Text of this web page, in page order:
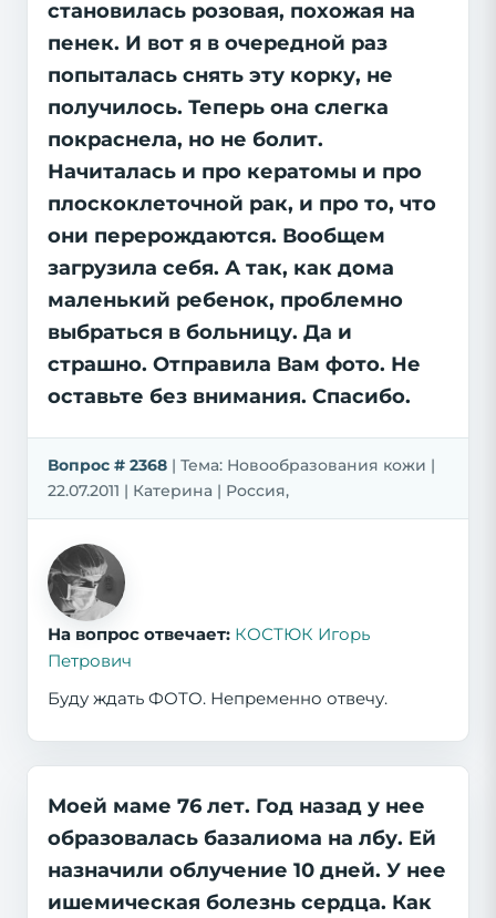
становилась розовая, похожая на
пенек. И вот я в очередной раз
попыталась снять эту корку, не
получилось. Теперь она слегка
покраснела, но не болит.
Начиталась и про кератомы и про
плоскоклеточной рак, и про то, что
они перерождаются. Вообщем
загрузила себя. А так, как дома
маленький ребенок, проблемно
выбраться в больницу. Да и
страшно. Отправила Вам фото. Не
оставьте без внимания. Спасибо.
Вопрос # 2368 | Тема: Новообразования кожи |
22.07.2011 | Катерина | Россия,
На вопрос отвечает: КОСТЮК Игорь
Петрович
Буду ждать ФОТО. Непременно отвечу.
Моей маме 76 лет. Год назад у нее
образовалась базалиома на лбу. Ей
назначили облучение 10 дней. У нее
ишемическая болезнь сердца. Как